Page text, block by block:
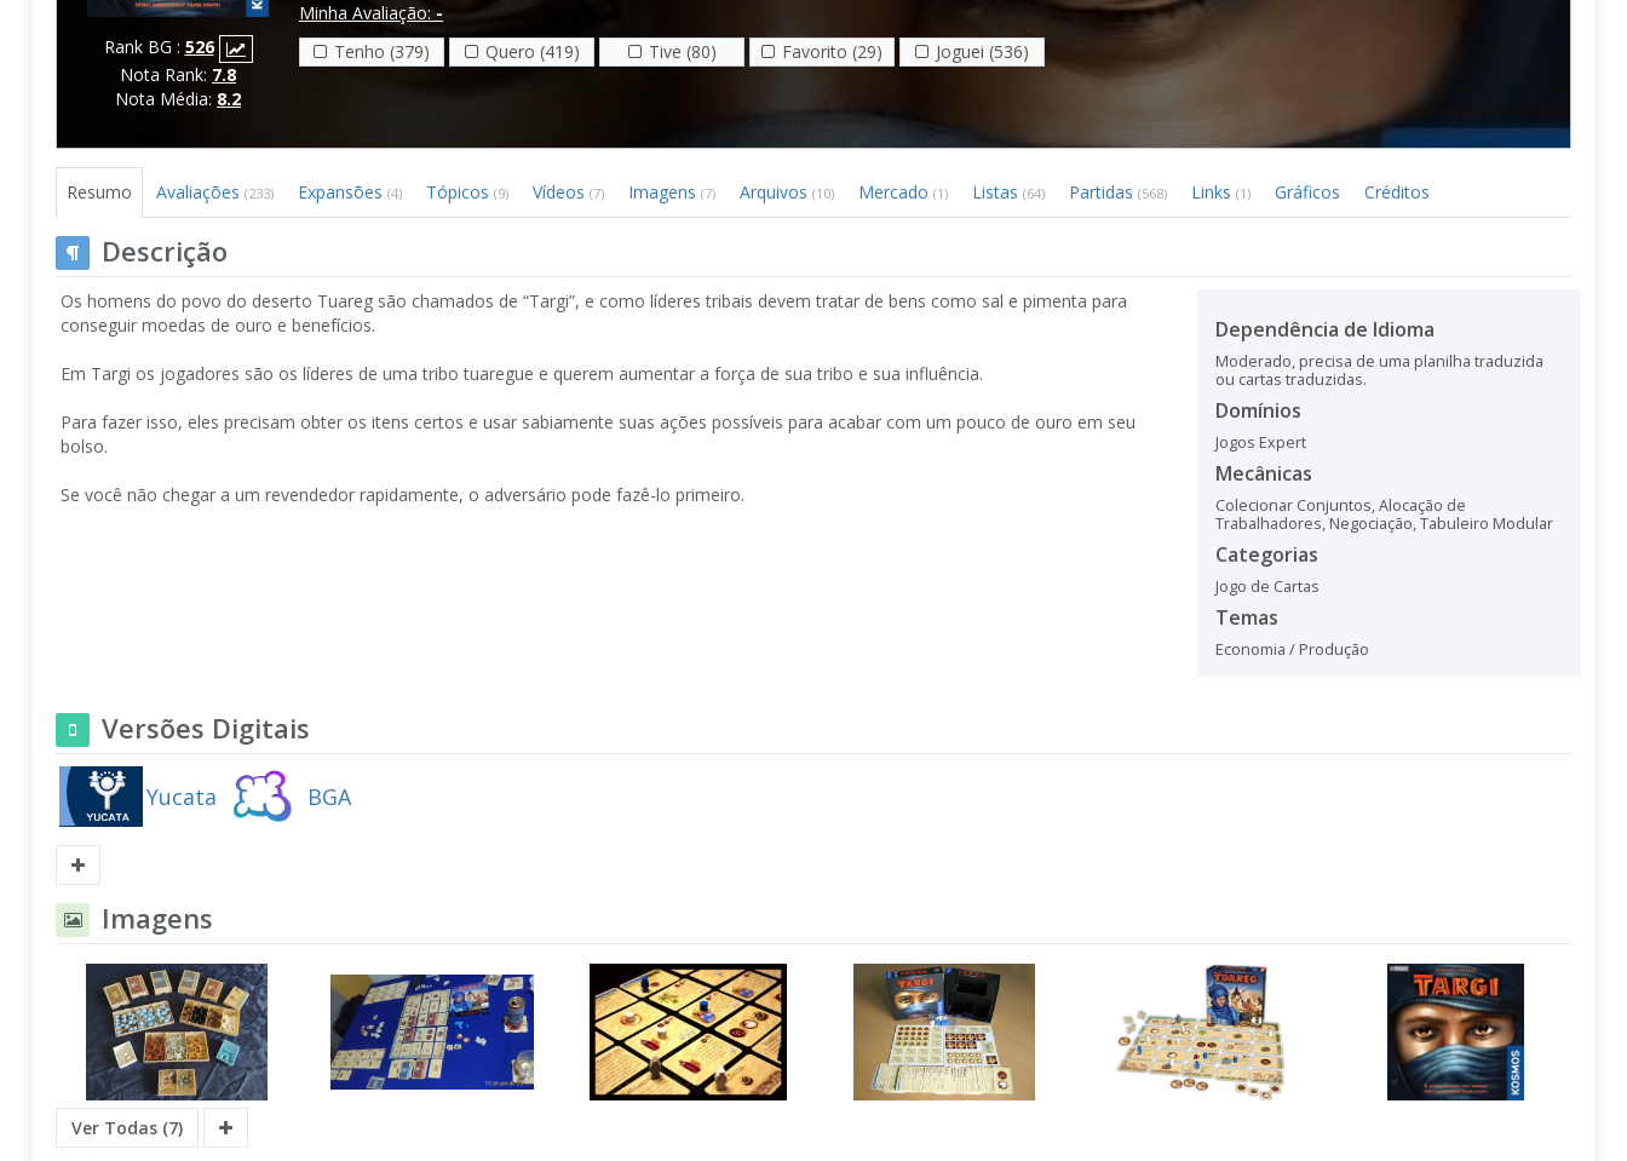
Rank BG : 526
Nota Rank: 7.8
Nota Média: 8.2
Minha Avaliação:-
Tenho (379)
Quero (419) Tive (80) Favorito (29) Joguei (536)
Resumo Avaliações (233) Expansões (4) Tópicos (9) Vídeos (7) Imagens (7) Arquivos (10) Mercado (1) Listas (64) Partidas (568) Links (1) Gráficos Créditos
Descrição
Os homens do povo do deserto Tuareg são chamados de “Targi”, e como líderes tribais devem tratar de bens como sal e pimenta para
conseguir moedas de ouro e benefícios.
Em Targi os jogadores são os líderes de uma tribo tuaregue e querem aumentar a força de sua tribo e sua influência.
Para fazer isso, eles precisam obter os itens certos e usar sabiamente suas ações possíveis para acabar com um pouco de ouro em seu
bolso.
Se você não chegar a um revendedor rapidamente, o adversário pode fazê-lo primeiro.
Dependência de Idioma
Moderado, precisa de uma planilha traduzida
ou cartas traduzidas.
Domínios
Jogos Expert
Mecânicas
Colecionar Conjuntos,Alocação de
Trabalhadores, Negociação,Tabuleiro Modular
Categorias
Jogo de Cartas
Temas
Economia / Produção
Versões Digitais
Yucata BGA
Imagens
Ver Todas (7)